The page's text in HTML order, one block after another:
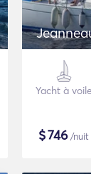
Yacht à voile
$746/nuit